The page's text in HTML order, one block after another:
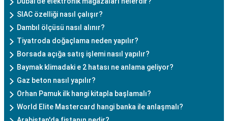
SIAC özelliği nasıl çalışır?
Dambıl ölçüsü nasıl alınır?
Tiyatroda doğaçlama neden yapılır?
Borsada açığa satış işlemi nasıl yapılır?
Baymak klimadaki e 2 hatası ne anlama geliyor?
Gaz beton nasıl yapılır?
Orhan Pamuk ilk hangi kitapla başlamalı?
World Elite Mastercard hangi banka ile anlaşmalı?